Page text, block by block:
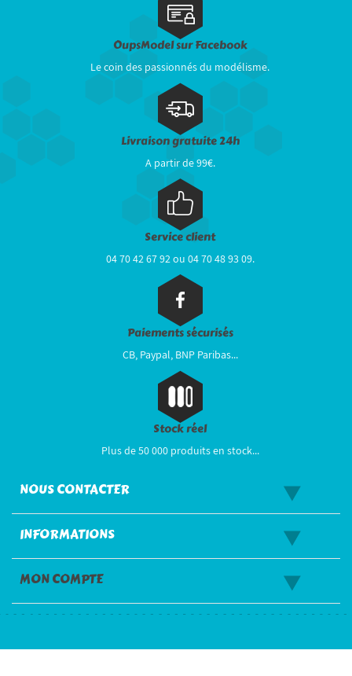
OupsModel sur Facebook
Le coin des passionnés du modélisme.
Livraison gratuite 24h
A partir de 99€.
Service client
04 70 42 67 92 ou 04 70 48 93 09.
Paiements sécurisés
CB, Paypal, BNP Paribas...
Stock réel
Plus de 50 000 produits en stock...
NOUS CONTACTER
INFORMATIONS
MON COMPTE